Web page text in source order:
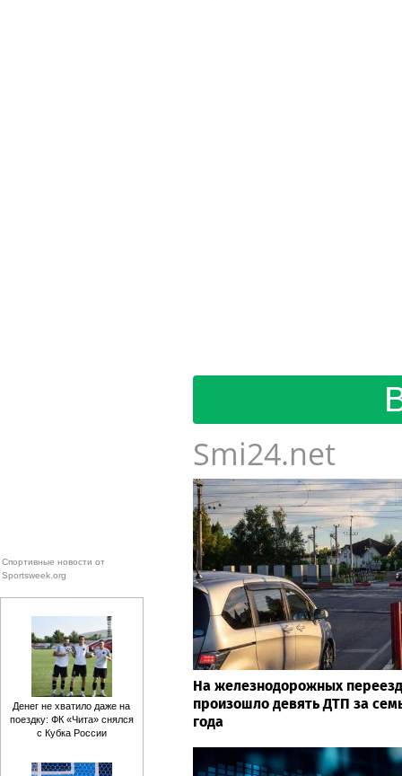
Smi24.net
На железнодорожных
произошло девять ДТП за
года
Спортивные новости от
Sportsweek.org
Денег не хватило даже на
поездку: ФК «Чита» снялся
с Кубка России